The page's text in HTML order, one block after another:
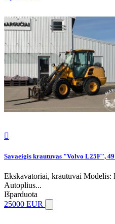

Savaeigis krautuvas "Volvo L25F",
Ekskavatoriai, krautuvai
Autoplius...
Išparduota
25000 EUR